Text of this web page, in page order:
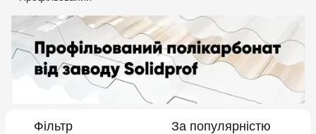
Фільтр За популярністю